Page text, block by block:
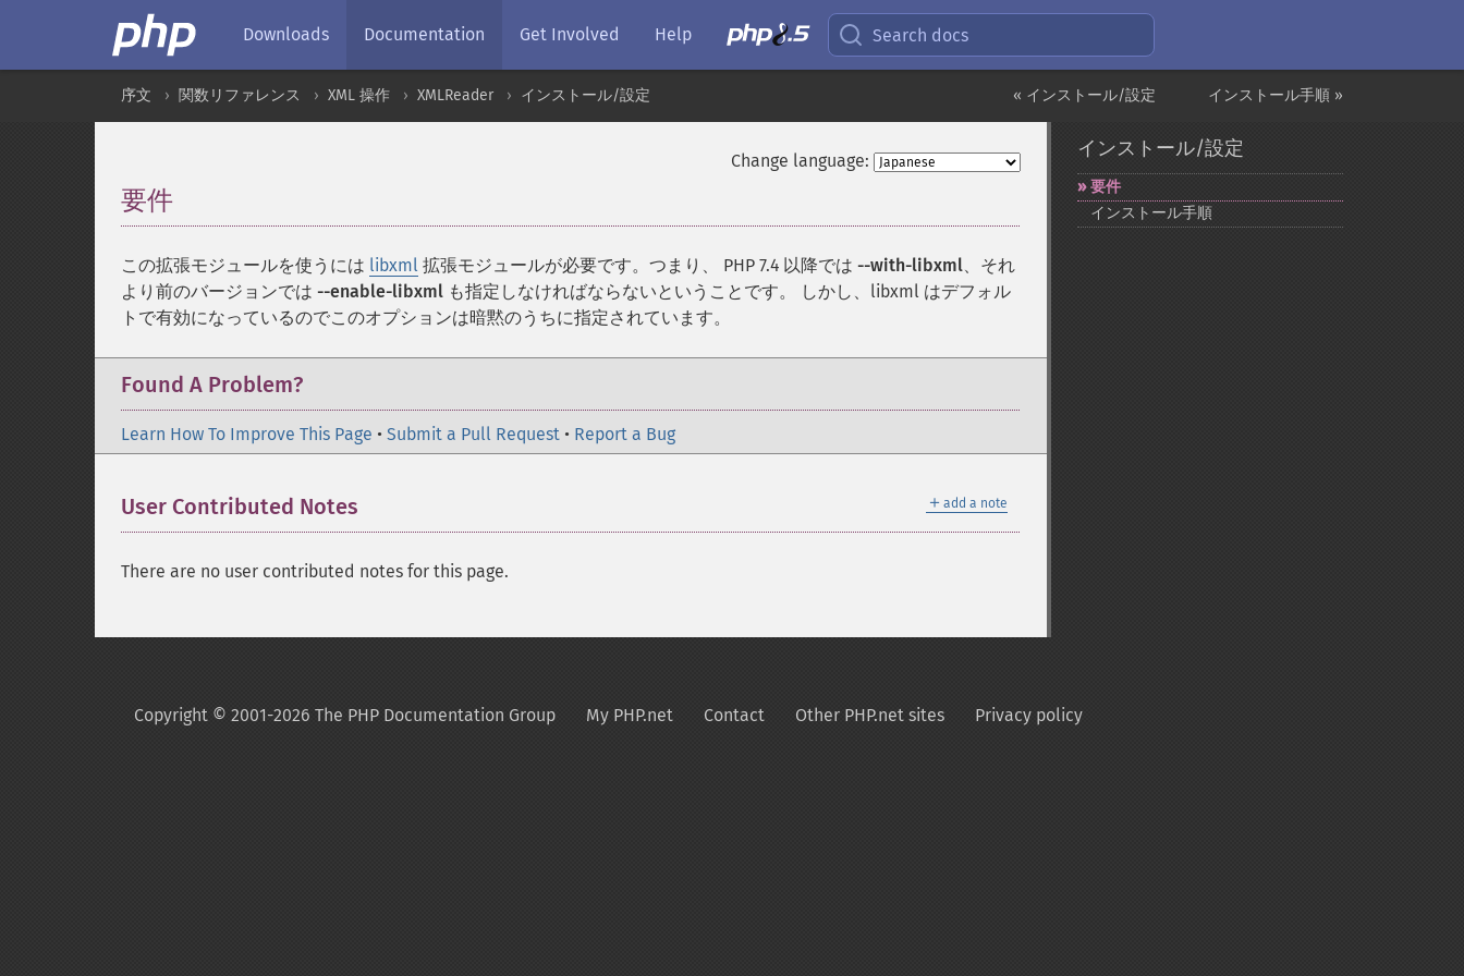
Downloads Documentation Get Involved Help Search docs
インストール手順 »
« インストール/設定
序文 関数リファレンス XML 操作 XMLReader インストール/設定
Change language:
要件
この拡張モジュールを使うには libxml 拡張モジュールが必要です。つまり、 PHP 7.4 以降では --with-libxml、それ
より前のバージョンでは --enable-libxml も指定しなければならないということです。 しかし、libxml はデフォル
トで有効になっているのでこのオプションは暗黙のうちに指定されています。
Found A Problem?
Learn How To Improve This Page • Submit a Pull Request • Report a Bug
＋ add a note
User Contributed Notes
There are no user contributed notes for this page.
インストール/設定
要件
インストール手順
Copyright © 2001-2026 The PHP Documentation Group My PHP.net Contact Other PHP.net sites Privacy policy